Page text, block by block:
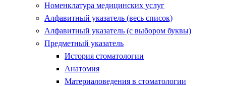
Номенклатура медицинских услуг
Алфавитный указатель (весь список)
Алфавитный указатель (с выбором буквы)
Предметный указатель
История стоматологии
Анатомия
Материаловедения в стоматологии